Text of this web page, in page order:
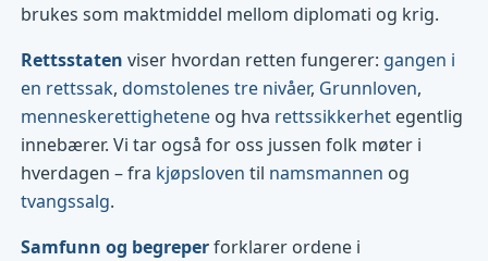
brukes som maktmiddel mellom diplomati og krig.
Rettsstaten viser hvordan retten fungerer: gangen i
en rettssak,domstolenes tre nivåer, Grunnloven,
menneskerettighetene og hva rettssikkerhet egentlig
innebærer. Vi tar også for oss jussen folk møter i
hverdagen – fra kjøpsloven til namsmannen og
tvangssalg.
Samfunn og begreperforklarer ordene i